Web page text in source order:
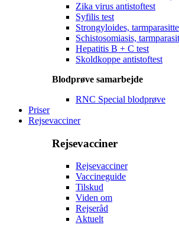
Zika virus antistoftest
Syfilis test
Strongyloides,
Schistosomiasis,
Hepatitis B + C test
Skoldkoppe antistoftest
Blodprøve samarbejde
RNC Special blodprøve
Priser
Rejsevacciner
Rejsevacciner
Rejsevacciner
Vaccineguide
Tilskud
Viden om
Rejseråd
Aktuelt